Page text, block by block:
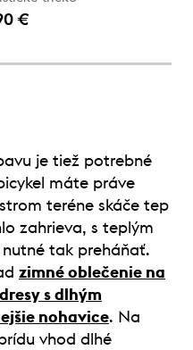
€
je tiež potrebné
máte práve
teréne skáče tep
zahrieva, s teplým
tak preháňať.
zimné oblečenie na
dresy s dlhým
nohavice. Na
vhod dlhé